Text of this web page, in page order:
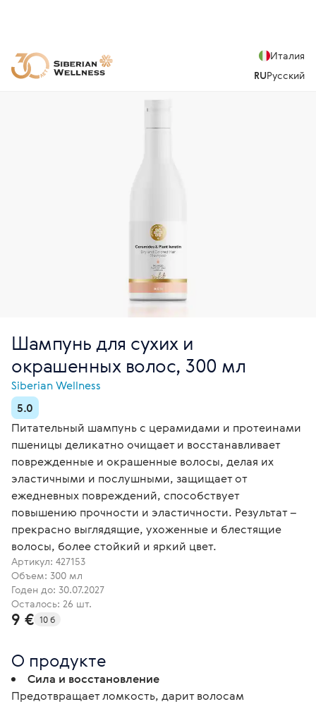
Италия
RUРусский
Шампунь для сухих и
окрашенных волос, 300 мл
Siberian Wellness
5.0
Питательный шампунь с церамидами и протеинами
пшеницы деликатно очищает и восстанавливает
поврежденные и окрашенные волосы, делая их
эластичными и послушными, защищает от
ежедневных повреждений, способствует
повышению прочности и эластичности. Результат –
прекрасно выглядящие, ухоженные и блестящие
волосы, более стойкий и яркий цвет.
Артикул: 427153
Объем: 300 мл
Годен до: 30.07.2027
Осталось: 26 шт.
9 € 10 б
О продукте
Сила и восстановление
Предотвращает ломкость, дарит волосам